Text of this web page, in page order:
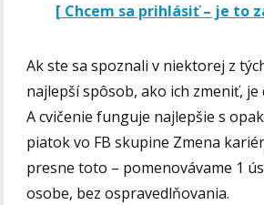
[ Chcem sa prihlásiť – je to
Ak ste sa spoznali v niektorej z
najlepší spôsob, ako ich zmeniť, je
A cvičenie funguje najlepšie s
piatok vo FB skupine Zmena
presne toto – pomenovávame 1
osobe, bez ospravedlňovania.